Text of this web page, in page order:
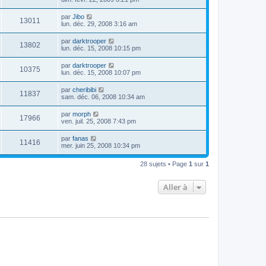
13011 par Jibo
lun. déc. 29, 2008 3:16 am
13802 par darktrooper
lun. déc. 15, 2008 10:15 pm
10375 par darktrooper
lun. déc. 15, 2008 10:07 pm
11837 par cheribibi
sam. déc. 06, 2008 10:34 am
17966 par morph
ven. juil. 25, 2008 7:43 pm
11416 par fanas
mer. juin 25, 2008 10:34 pm
28 sujets • Page 1 sur 1
Aller à